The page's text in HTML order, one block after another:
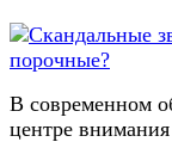
В современном
центре